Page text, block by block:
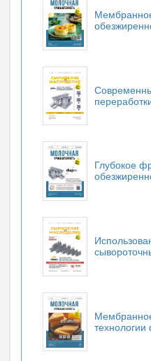
Глубокое
технологии